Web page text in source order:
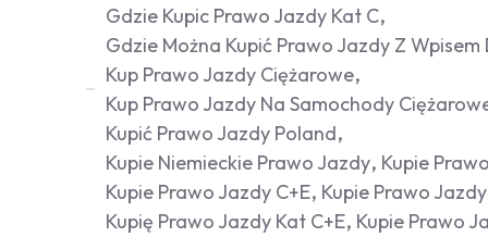
Gdzie Kupic Prawo Jazdy Kat C
Gdzie Można Kupić Prawo Jazdy Z Wpisem
Kup Prawo Jazdy Ciężarowe
Kup Prawo Jazdy Na Samochody
Kupić Prawo Jazdy Poland
Kupie Niemieckie Prawo Jazdy Kupie
Kupie Prawo Jazdy C+e Kupie Prawo
Kupię Prawo Jazdy Kat C+e Kupie Prawo